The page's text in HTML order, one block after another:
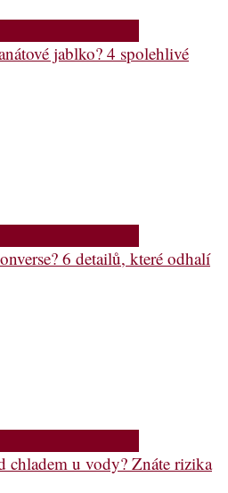
jablko? 4 spolehlivé
6 detailů, které odhalí
chladem u vody? Znáte rizika